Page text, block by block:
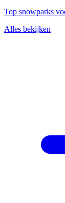
Top snowparks
Alles bekijken